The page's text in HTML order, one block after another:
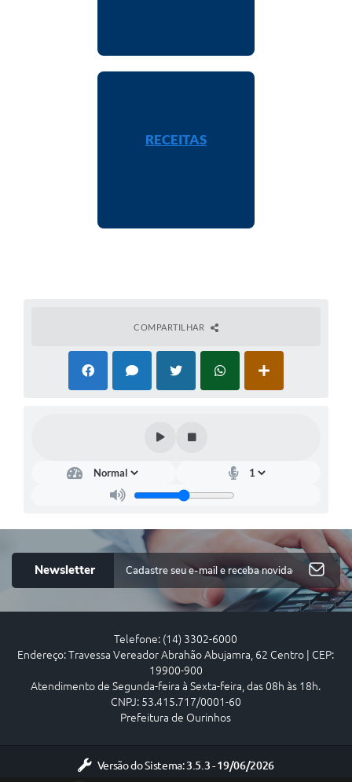
RECEITAS
COMPARTILHAR
Newsletter
Telefone: (14) 3302-6000
Endereço: Travessa Vereador Abrahão Abujamra, 62 Centro | CEP:
19900-900
Atendimento de Segunda-feira à Sexta-feira, das 08h às 18h.
CNPJ: 53.415.717/0001-60
Prefeitura de Ourinhos
Versão do Sistema:3.5.3 - 19/06/2026